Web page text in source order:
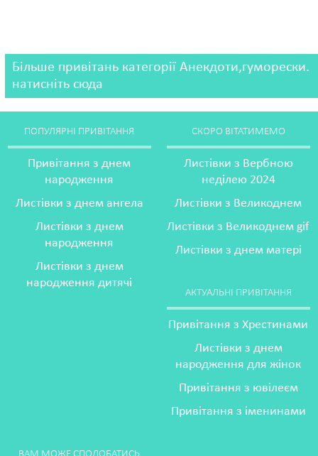
Більше привітань категорії Анекдоти,гуморески.
натисніть сюда
ПОПУЛЯРНІ ПРИВІТАННЯ
Привітання з днем
народження
Листівки з днем ангела
Листівки з днем
народження
Листівки з днем
народження дитячі
СКОРО ВІТАТИМЕМО
Листівки з Вербною
неділею 2024
Листівки з Великоднем
Листівки з Великоднем gif
Листівки з днем матері
АКТУАЛЬНІ ПРИВІТАННЯ
Привітання з Хрестинами
Листівки з днем
народження для жінок
Привітання з ювілеєм
Привітання з іменинами